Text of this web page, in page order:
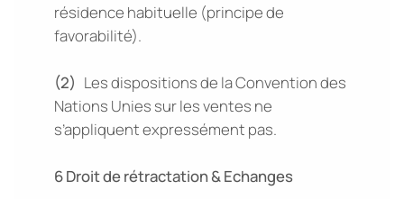
résidence habituelle (principe de
favorabilité).
(2) Les dispositions de la Convention des
Nations Unies sur les ventes ne
s’appliquent expressément pas.
6 Droit de rétractation & Echanges